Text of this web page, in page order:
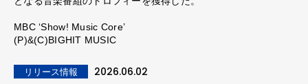
MBC ‘Show! Music Core’
(P)&(C)BIGHIT MUSIC
リリース情報 2026.06.02